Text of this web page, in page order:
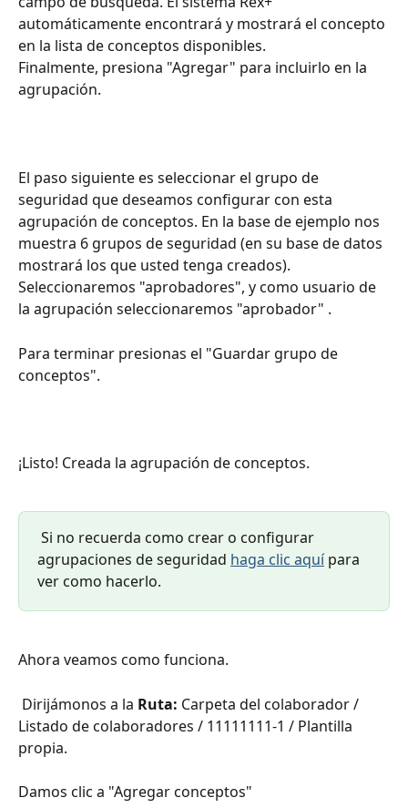
automáticamente encontrará y mostrará el concepto
en la lista de conceptos disponibles.
Finalmente, presiona "Agregar" para incluirlo en la
agrupación.
El paso siguiente es seleccionar el grupo de
seguridad que deseamos configurar con esta
agrupación de conceptos. En la base de ejemplo nos
muestra 6 grupos de seguridad (en su base de datos
mostrará los que usted tenga creados).
Seleccionaremos "aprobadores", y como usuario de
la agrupación seleccionaremos "aprobador" .
Para terminar presionas el "Guardar grupo de
conceptos".
¡Listo! Creada la agrupación de conceptos.
Si no recuerda como crear o configurar
agrupaciones de seguridad haga clic aquí para
ver como hacerlo.
Ahora veamos como funciona.
Dirijámonos a la Ruta: Carpeta del colaborador /
Listado de colaboradores / 11111111-1 / Plantilla
propia.
Damos clic a "Agregar conceptos"